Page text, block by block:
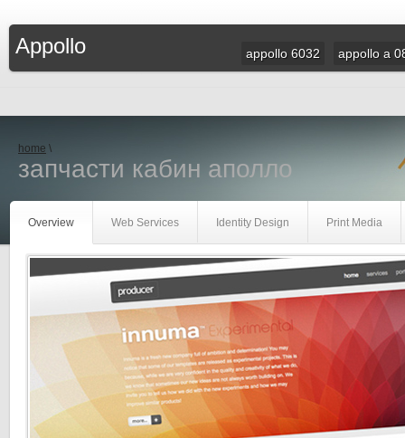
Appollo appollo 6032 appollo a
home \
запчасти кабин аполло
Overview Web Services Identity Design Print Media